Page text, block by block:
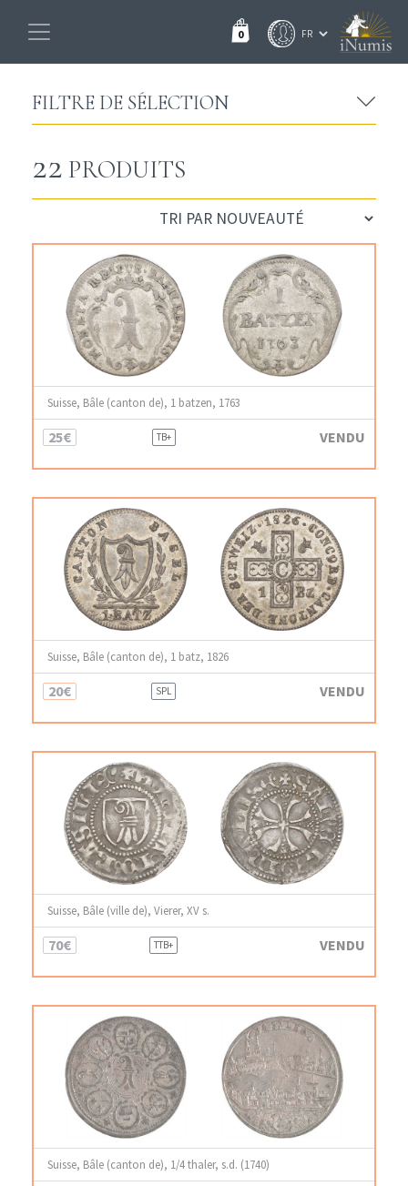
0
FILTRE DE SÉLECTION
22 PRODUITS
Suisse, Bâle (canton de), 1 batzen, 1763
25€ TB+ VENDU
Suisse, Bâle (canton de), 1 batz, 1826
20€ SPL VENDU
Suisse, Bâle (ville de), Vierer, XV s.
70€ TTB+ VENDU
Suisse, Bâle (canton de), 1/4 thaler, s.d. (1740)